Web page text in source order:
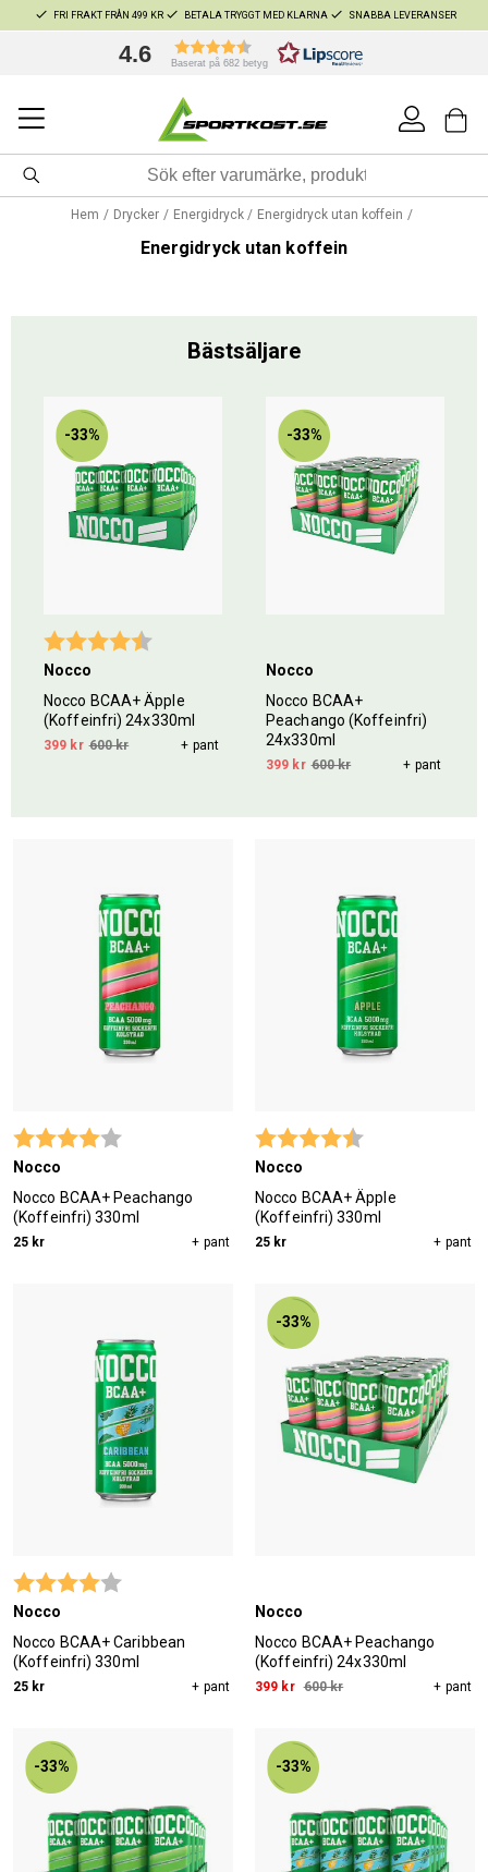
FRI FRAKT FRÅN 499 KR BETALA TRYGGT MED KLARNA SNABBA LEVERANSER
4.6 Baserat på 682 betyg
Hem Drycker Energidryck Energidryck utan koffein
Energidryck utan koffein
Bästsäljare
stjärnor
-33%
Betyg:
Nocco
Nocco BCAA+ Äpple
(Koffeinfri) 24x330ml
399 kr 600 kr + pant
-33%
Nocco
Nocco BCAA+
Peachango (Koffeinfri)
24x330ml
399 kr 600 kr + pant
Betyg: 4.0 utav 5 stjärnor
Nocco
Nocco BCAA+ Peachango
(Koffeinfri) 330ml
25 kr + pant
Betyg:
Nocco
Nocco BCAA+ Äpple
(Koffeinfri) 330ml
25 kr + pant
Betyg:
Nocco
Nocco BCAA+ Caribbean
(Koffeinfri) 330ml
25 kr + pant
-33%
Nocco
Nocco BCAA+ Peachango
(Koffeinfri) 24x330ml
399 kr 600 kr + pant
-33% -33%